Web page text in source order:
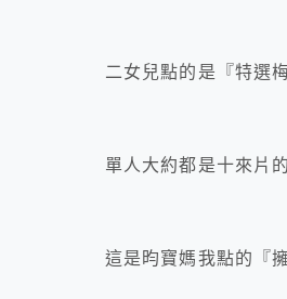
二女兒點的是『特選
單人大約都是十來片
這是昀寶媽我點的『